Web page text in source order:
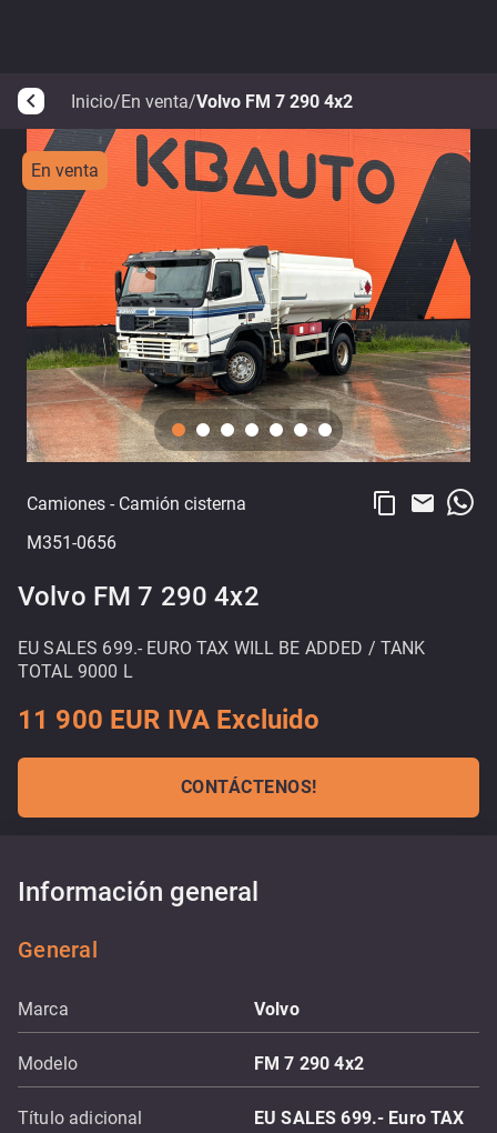
arrow_back_ios Inicio/En venta/Volvo FM 7 290 4x2
En venta
Camiones - Camión cisterna
M351-0656
content_copy email
Volvo FM 7 290 4x2
EU SALES 699.- EURO TAX WILL BE ADDED / TANK
TOTAL 9000 L
11 900 EUR IVA Excluido
CONTÁCTENOS!
Información general
General
Marca Volvo
Modelo FM 7 290 4x2
Título adicional
EU SALES 699.- Euro TAX